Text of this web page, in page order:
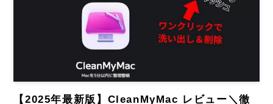
【2025年最新版】CleanMyMac レビュー＼徹